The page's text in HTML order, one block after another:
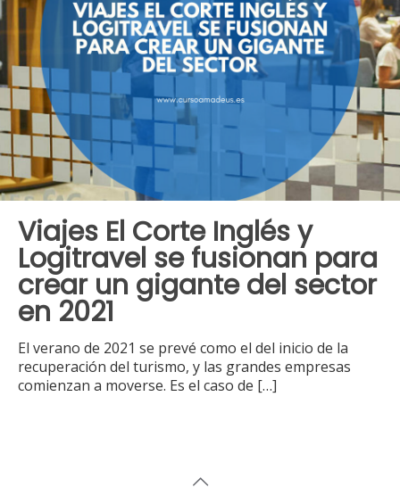
Viajes El Corte Inglés y
Logitravel se fusionan para
crear un gigante del sector
en 2021
El verano de 2021 se prevé como el del inicio de la
recuperación del turismo, y las grandes empresas
comienzan a moverse. Es el caso de […]